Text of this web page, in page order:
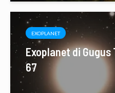
EXOPLANET
Exoplanet di Gugus
67